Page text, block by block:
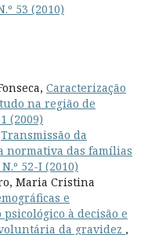
53 (2010)
Caracterização
na região de
(2009)
Transmissão da
normativa das famílias
52-I (2010)
Maria Cristina
e
à decisão e
da gravidez ,